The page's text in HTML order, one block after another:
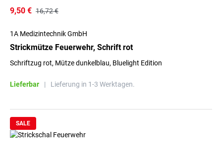
9,50 € 16,72 €
1A Medizintechnik GmbH
Strickmütze Feuerwehr, Schrift rot
Schriftzug rot, Mütze dunkelblau, Bluelight Edition
Lieferbar | Lieferung in 1-3 Werktagen.
SALE